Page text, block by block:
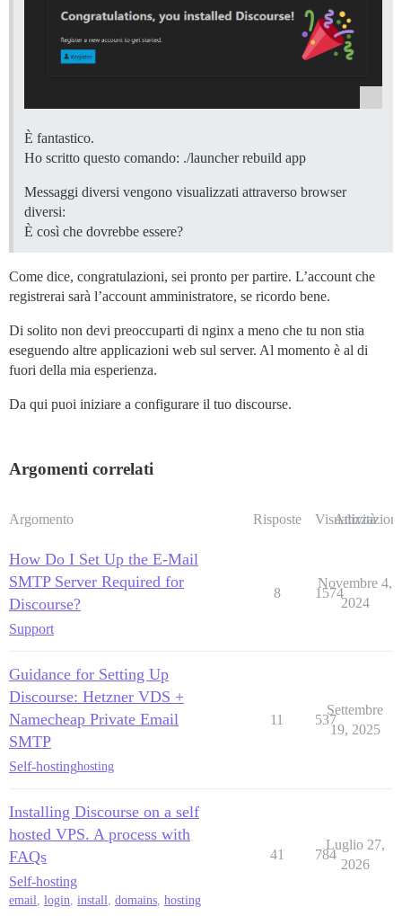
È fantastico.
Ho scritto questo comando: ./launcher rebuild app
Messaggi diversi vengono visualizzati attraverso browser
diversi:
È così che dovrebbe essere?
Come dice, congratulazioni, sei pronto per partire. L’account che
registrerai sarà l’account amministratore, se ricordo bene.
Di solito non devi preoccuparti di nginx a meno che tu non stia
eseguendo altre applicazioni web sul server. Al momento è al di
fuori della mia esperienza.
Da qui puoi iniziare a configurare il tuo discourse.
Argomenti correlati
Argomento Risposte Visualizzazioni
Attività
How Do I Set Up the E-Mail
SMTP Server Required for
Discourse?
Support
8 1574
Novembre 4,
2024
Guidance for Setting Up
Discourse: Hetzner VDS +
Namecheap Private Email
SMTP
Self-hostinghosting
11 537
Settembre
19, 2025
Installing Discourse on a self
hosted VPS. A process with
FAQs
Self-hosting
email login install domains hosting
41 784
Luglio 27,
2026